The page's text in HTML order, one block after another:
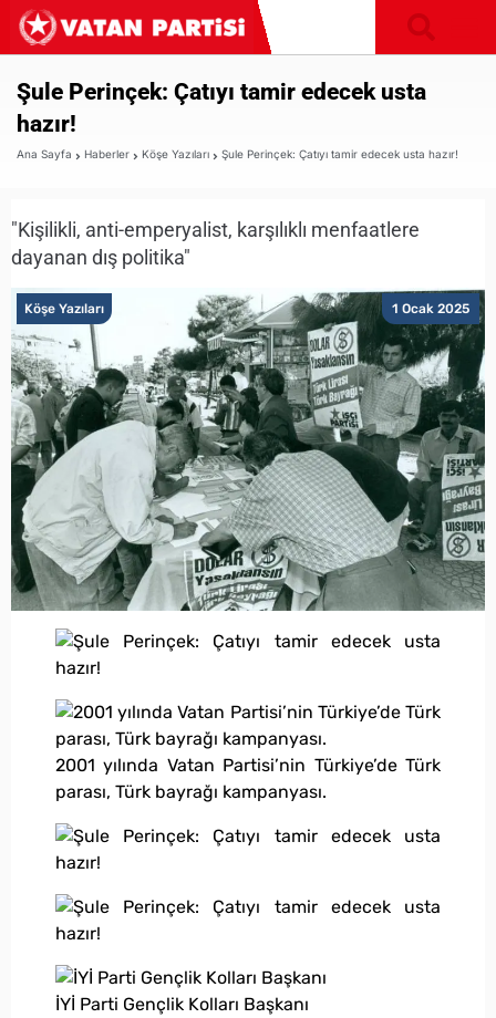
Şule Perinçek: Çatıyı tamir edecek usta
hazır!
Ana Sayfa Haberler Köşe Yazıları Şule Perinçek: Çatıyı tamir edecek usta hazır!
"Kişilikli, anti-emperyalist, karşılıklı menfaatlere
dayanan dış politika"
1 Ocak 2025
Köşe Yazıları
2001 yılında Vatan Partisi’nin Türkiye’de Türk
parası, Türk bayrağı kampanyası.
İYİ Parti Gençlik Kolları Başkanı